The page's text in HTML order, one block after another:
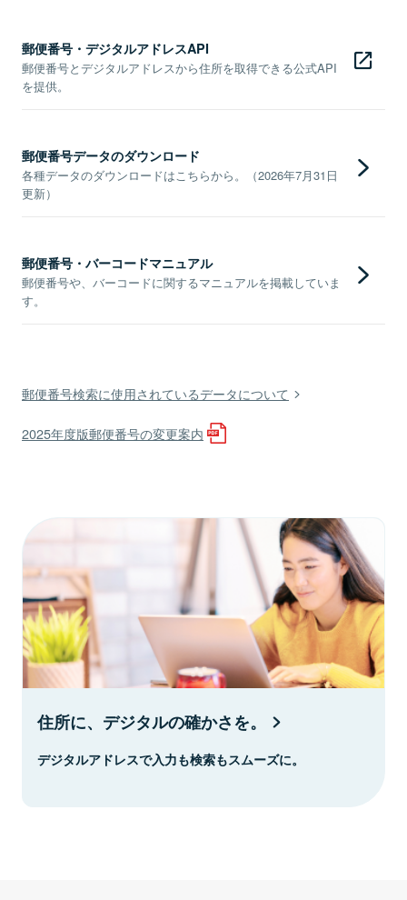
郵便番号・デジタルアドレスAPI
郵便番号とデジタルアドレスから住所を取得できる公式API
を提供。
郵便番号データのダウンロード
各種データのダウンロードはこちらから。（2026年7月31日
更新）
郵便番号・バーコードマニュアル
郵便番号や、バーコードに関するマニュアルを掲載していま
す。
郵便番号検索に使用されているデータについて
2025年度版郵便番号の変更案内
住所に、デジタルの確かさを。
デジタルアドレスで入力も検索もスムーズに。